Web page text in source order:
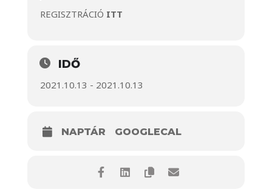
REGISZTRÁCIÓ ITT
IDŐ
2021.10.13 - 2021.10.13
NAPTÁR GOOGLECAL